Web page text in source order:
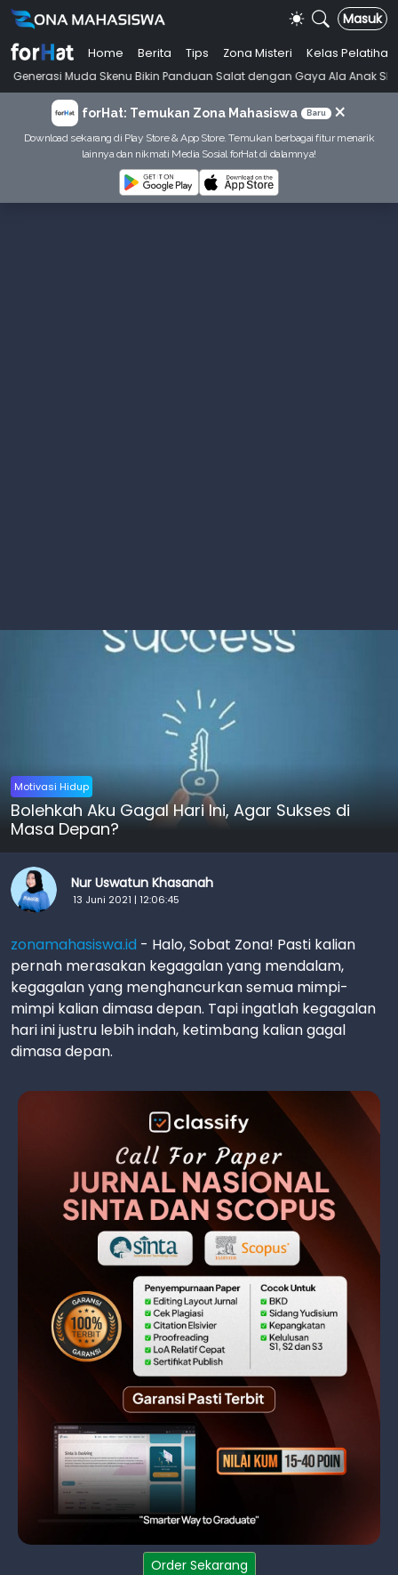
Masuk
Home Berita Tips Zona Misteri
Kelas Pelatihan
Skenu Bikin Panduan Salat dengan Gaya Ala Anak Skena •
forHat: Temukan Zona Mahasiswa Baru ×
Download sekarang di Play Store & App Store. Temukan berbagai fitur menarik
lainnya dan nikmati Media Sosial forHat di dalamnya!
Motivasi Hidup
Bolehkah Aku Gagal Hari Ini, Agar Sukses di
Masa Depan?
Nur Uswatun Khasanah
13 Juni 2021 | 12:06:45
zonamahasiswa.id - Halo, Sobat Zona! Pasti kalian
pernah merasakan kegagalan yang mendalam,
kegagalan yang menghancurkan semua mimpi-
mimpi kalian dimasa depan. Tapi ingatlah kegagalan
hari ini justru lebih indah, ketimbang kalian gagal
dimasa depan.
Order Sekarang